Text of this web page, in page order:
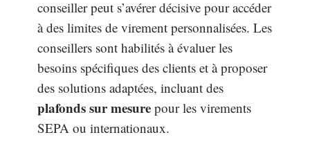
conseiller peut s’avérer décisive pour accéder
à des limites de virement personnalisées. Les
conseillers sont habilités à évaluer les
besoins spécifiques des clients et à proposer
des solutions adaptées, incluant des
plafonds sur mesure pour les virements
SEPA ou internationaux.